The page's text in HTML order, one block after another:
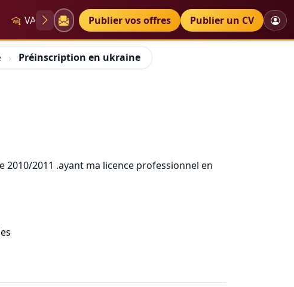
VAE Diplômes Petites annonces
Publier vos offres Publier un CV
Préinscription en ukraine
2011 .ayant ma licence professionnel en